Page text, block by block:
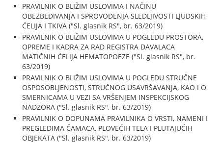
PRAVILNIK O BLIŽIM USLOVIMA I NAČINU
OBEZBEĐIVANJA I SPROVOĐENJA SLEDLJIVOSTI LJUDSKIH
ĆELIJA I TKIVA ("Sl. glasnik RS", br. 63/2019)
PRAVILNIK O BLIŽIM USLOVIMA U POGLEDU PROSTORA,
OPREME I KADRA ZA RAD REGISTRA DAVALACA
MATIČNIH ĆELIJA HEMATOPOEZE ("Sl. glasnik RS", br.
63/2019)
PRAVILNIK O BLIŽIM USLOVIMA U POGLEDU STRUČNE
OSPOSOBLJENOSTI, STRUČNOG USAVRŠAVANJA, KAO I O
SMERNICAMA U VEZI SA VRŠENJEM INSPEKCIJSKOG
NADZORA ("Sl. glasnik RS", br. 63/2019)
PRAVILNIK O DOPUNAMA PRAVILNIKA O VRSTI, NAMENI I
PREGLEDIMA ČAMACA, PLOVEĆIH TELA I PLUTAJUĆIH
OBJEKATA ("Sl. glasnik RS", br. 63/2019)